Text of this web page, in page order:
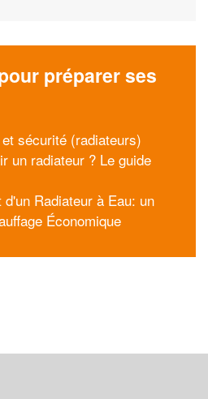
préparer ses
sécurité (radiateurs)
un radiateur ? Le guide
d'un Radiateur à Eau: un
Économique